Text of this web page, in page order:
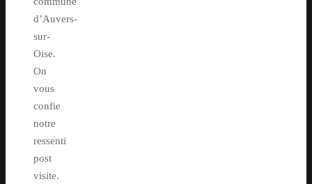
d’Auvers-
sur-
Oise.
On
vous
confie
notre
ressenti
post
visite.